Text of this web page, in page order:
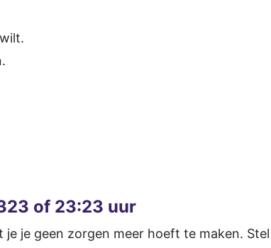
of 23:23 uur
je geen zorgen meer hoeft te maken.